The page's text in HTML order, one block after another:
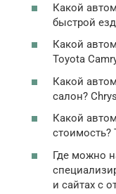
Какой
быстрой
Какой
Toyota
Какой
салон?
Какой
стоимость?
Где можно
и сайтах с